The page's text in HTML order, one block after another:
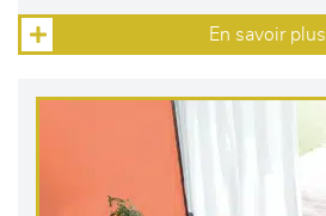
En savoir plus